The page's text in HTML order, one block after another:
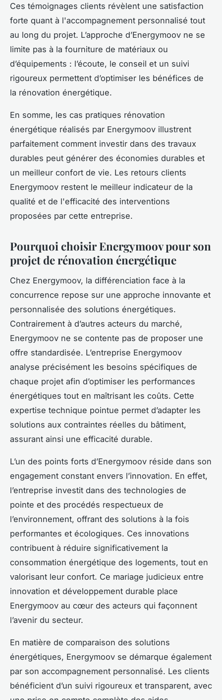
Ces témoignages clients révèlent une satisfaction
forte quant à l'accompagnement personnalisé tout
au long du projet. L’approche d’Energymoov ne se
limite pas à la fourniture de matériaux ou
d’équipements : l’écoute, le conseil et un suivi
rigoureux permettent d’optimiser les bénéfices de
la rénovation énergétique.
En somme, les cas pratiques rénovation
énergétique réalisés par Energymoov illustrent
parfaitement comment investir dans des travaux
durables peut générer des économies durables et
un meilleur confort de vie. Les retours clients
Energymoov restent le meilleur indicateur de la
qualité et de l'efficacité des interventions
proposées par cette entreprise.
Pourquoi choisir Energymoov pour son
projet de rénovation énergétique
Chez Energymoov, la différenciation face à la
concurrence repose sur une approche innovante et
personnalisée des solutions énergétiques.
Contrairement à d’autres acteurs du marché,
Energymoov ne se contente pas de proposer une
offre standardisée. L’entreprise Energymoov
analyse précisément les besoins spécifiques de
chaque projet afin d’optimiser les performances
énergétiques tout en maîtrisant les coûts. Cette
expertise technique pointue permet d’adapter les
solutions aux contraintes réelles du bâtiment,
assurant ainsi une efficacité durable.
L’un des points forts d’Energymoov réside dans son
engagement constant envers l’innovation. En effet,
l’entreprise investit dans des technologies de
pointe et des procédés respectueux de
l’environnement, offrant des solutions à la fois
performantes et écologiques. Ces innovations
contribuent à réduire significativement la
consommation énergétique des logements, tout en
valorisant leur confort. Ce mariage judicieux entre
innovation et développement durable place
Energymoov au cœur des acteurs qui façonnent
l’avenir du secteur.
En matière de comparaison des solutions
énergétiques, Energymoov se démarque également
par son accompagnement personnalisé. Les clients
bénéficient d’un suivi rigoureux et transparent, avec